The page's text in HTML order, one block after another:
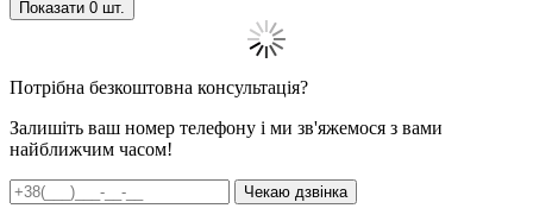
Показати 0 шт.
Потрібна безкоштовна консультація?
Залишіть ваш номер телефону і ми зв'яжемося з вами
найближчим часом!